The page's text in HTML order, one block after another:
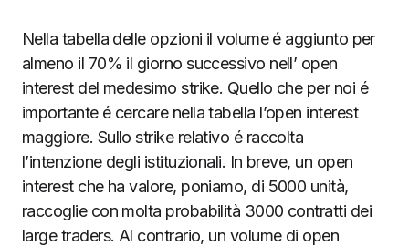
Nella tabella delle opzioni il volume é aggiunto per
almeno il 70% il giorno successivo nell’ open
interest del medesimo strike. Quello che per noi é
importante é cercare nella tabella l’open interest
maggiore. Sullo strike relativo é raccolta
l’intenzione degli istituzionali. In breve, un open
interest che ha valore, poniamo, di 5000 unità,
raccoglie con molta probabilità 3000 contratti dei
large traders. Al contrario, un volume di open